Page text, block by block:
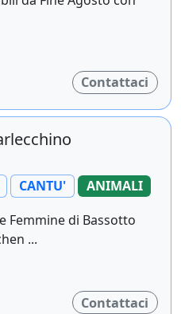
Contattaci
CANTU'
ANIMALI
Femmine di Bassotto
...
Contattaci